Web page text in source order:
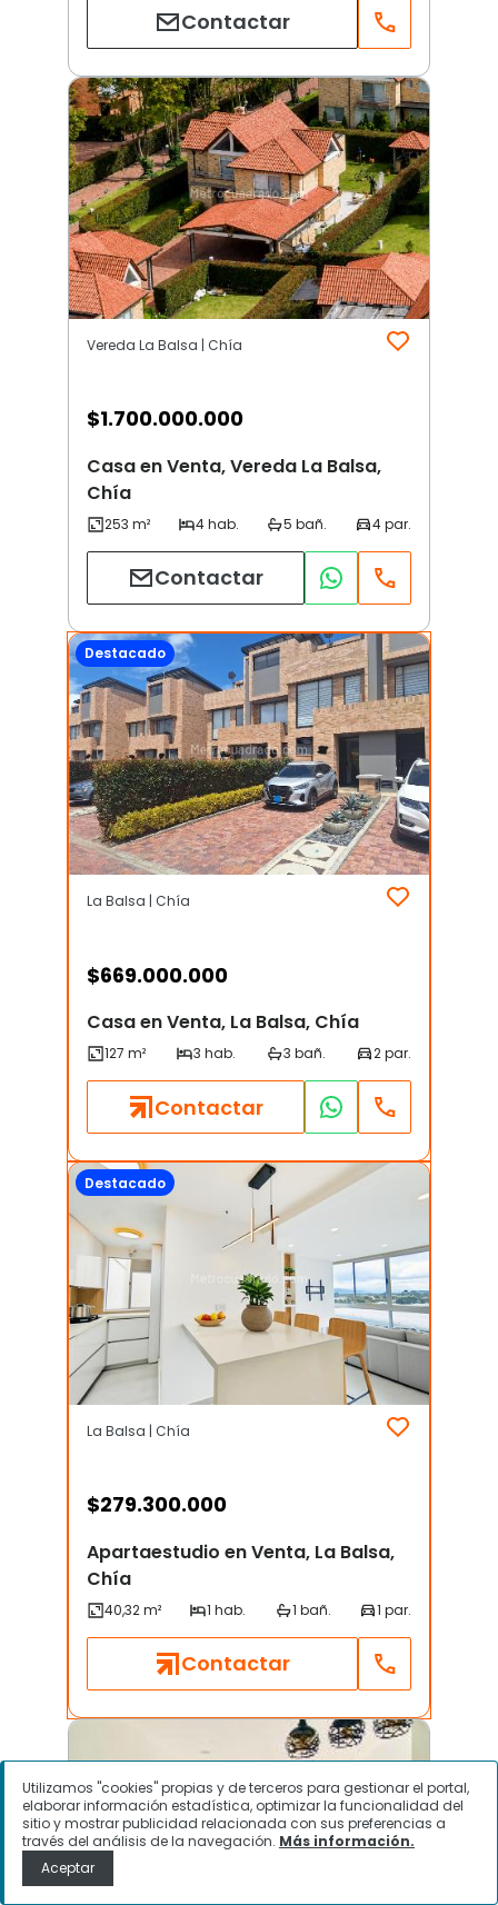
Contactar
Vereda La Balsa | Chía
$1.700.000.000
Casa en Venta, Vereda La Balsa,
Chía
Contactar
Destacado
La Balsa | Chía
$669.000.000
Casa en Venta, La Balsa, Chía
Contactar
Destacado
La Balsa | Chía
$279.300.000
Apartaestudio en Venta, La Balsa,
Chía
Contactar
Utilizamos "cookies" propias y de terceros para gestionar el portal,
elaborar información estadística, optimizar la funcionalidad del
sitio y mostrar publicidad relacionada con sus preferencias a
través del análisis de la navegación. Más información.
Aceptar